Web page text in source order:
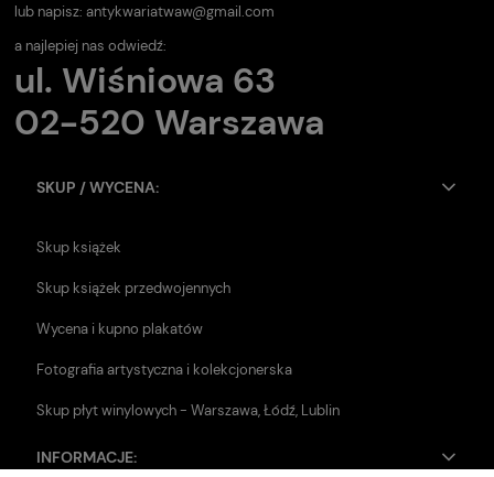
lub napisz: antykwariatwaw@gmail.com
a najlepiej nas odwiedź:
ul. Wiśniowa 63
02-520 Warszawa
SKUP / WYCENA:
Skup książek
Skup książek przedwojennych
Wycena i kupno plakatów
Fotografia artystyczna i kolekcjonerska
Skup płyt winylowych - Warszawa, Łódź, Lublin
INFORMACJE: